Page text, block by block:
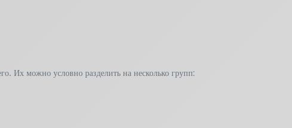
Их можно условно разделить на несколько групп: